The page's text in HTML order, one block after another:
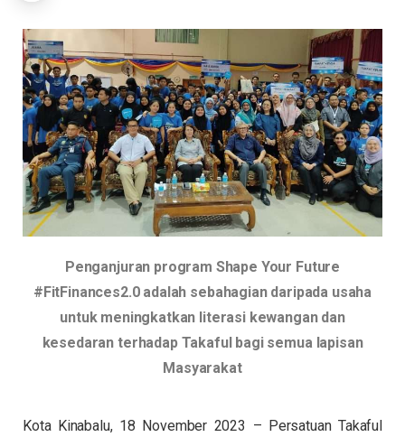
Penganjuran program Shape Your Future
#FitFinances2.0 adalah sebahagian daripada usaha
untuk meningkatkan literasi kewangan dan
kesedaran terhadap Takaful bagi semua lapisan
Masyarakat
Kota Kinabalu, 18 November 2023 – Persatuan Takaful